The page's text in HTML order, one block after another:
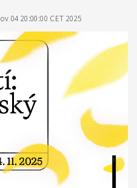
04 20:00:00 CET 2025